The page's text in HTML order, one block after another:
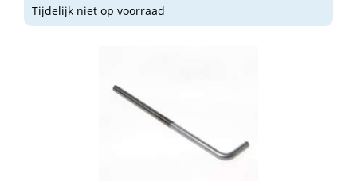
Tijdelijk niet op voorraad